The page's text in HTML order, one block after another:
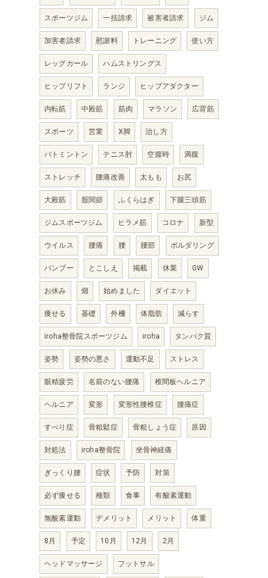
スポーツジム 一括請求 被害者請求 ジム
加害者請求 慰謝料 トレーニング 使い方
レッグカール ハムストリングス
ヒップリフト ランジ ヒップアダクター
内転筋 中殿筋 筋肉 マラソン 広背筋
スポーツ 営業 X脚 治し方
バトミントン テニス肘 空腹時 満腹
ストレッチ 腰痛改善 太もも お尻
大殿筋 股関節 ふくらはぎ 下腿三頭筋
ジムスポーツジム ヒラメ筋 コロナ 新型
ウイルス 腰痛 腰 腰部 ボルダリング
バンブー とこしえ 掲載 休業 GW
お休み 畑 始めました ダイエット
痩せる 基礎 外柵 体脂肪 減らす
iroha整骨院スポーツジム iroha タンパク質
姿勢 姿勢の悪さ 運動不足 ストレス
眼精疲労 名前のない腰痛 椎間板ヘルニア
ヘルニア 変形 変形性腰椎症 腰痛症
すべり症 骨粗鬆症 骨粗しょう症 原因
対処法 iroha整骨院 坐骨神経痛
ぎっくり腰 症状 予防 対策
必ず痩せる 種類 食事 有酸素運動
無酸素運動 デメリット メリット 体重
8月 予定 10月 12月 2月
ヘッドマッサージ フットサル